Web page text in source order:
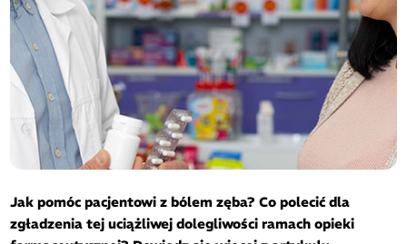
Jak pomóc pacjentowi z bólem zęba? Co polecić dla
zgładzenia tej uciążliwej dolegliwości ramach opieki